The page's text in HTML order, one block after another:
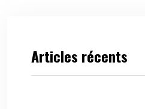
Articles récents